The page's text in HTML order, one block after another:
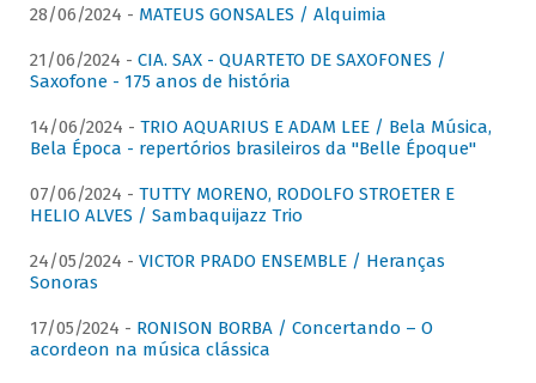
28/06/2024 - MATEUS GONSALES / Alquimia
21/06/2024 - CIA. SAX - QUARTETO DE SAXOFONES /
Saxofone - 175 anos de história
14/06/2024 - TRIO AQUARIUS E ADAM LEE / Bela Música,
Bela Época - repertórios brasileiros da "Belle Époque"
07/06/2024 - TUTTY MORENO, RODOLFO STROETER E
HELIO ALVES / Sambaquijazz Trio
24/05/2024 - VICTOR PRADO ENSEMBLE / Heranças
Sonoras
17/05/2024 - RONISON BORBA / Concertando – O
acordeon na música clássica